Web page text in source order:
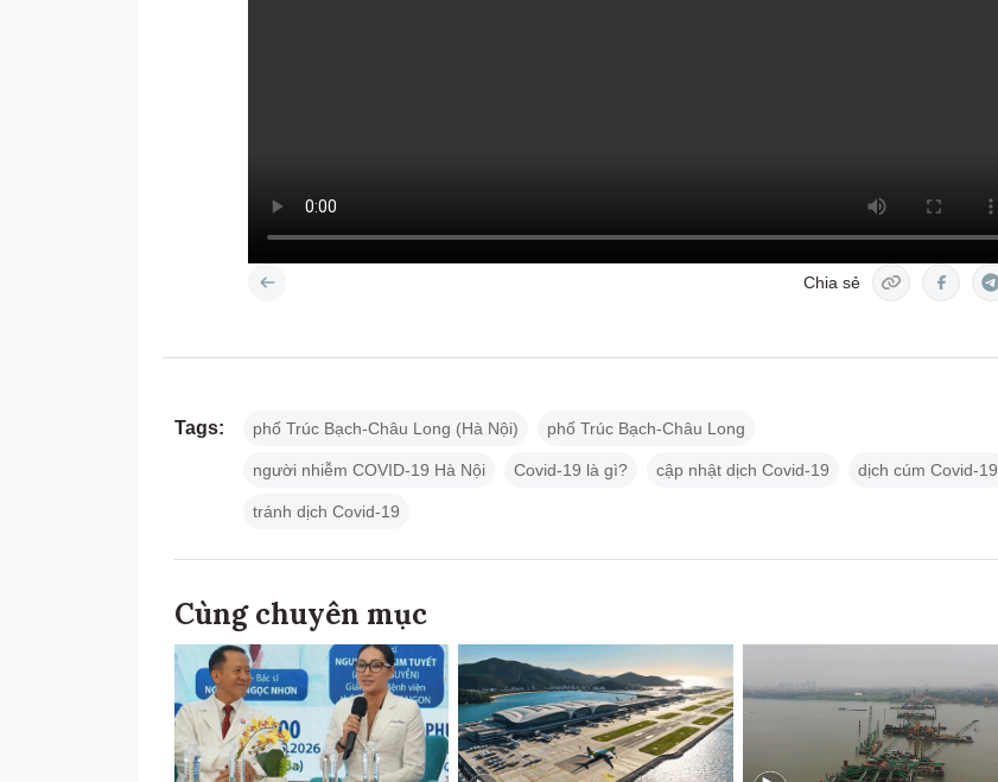
Chia sẻ
Tags: phố Trúc Bạch-Châu Long (Hà Nội) phố Trúc Bạch-Châu Long
người nhiễm COVID-19 Hà Nội Covid-19 là gì? cập nhật dịch Covid-19 dịch cúm Covid-19
tránh dịch Covid-19
Cùng chuyên mục